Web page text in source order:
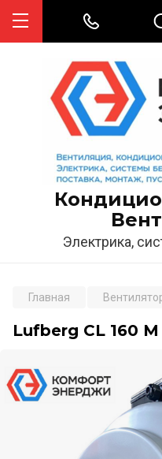
Электрика,
Главная
Lufberg CL 160 M